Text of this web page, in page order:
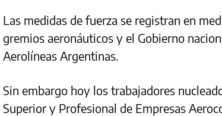
Las medidas de fuerza se registran en
gremios aeronáuticos y el Gobierno
Aerolíneas Argentinas.
Sin embargo hoy los trabajadores
Superior y Profesional de Empresas